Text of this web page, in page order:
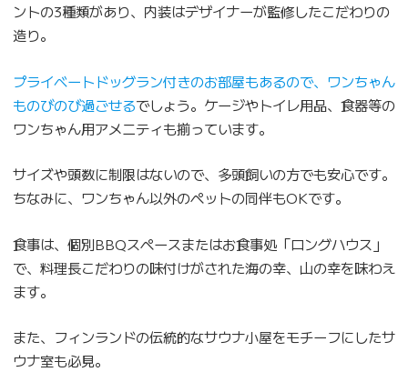
ントの3種類があり、内装はデザイナーが監修したこだわりの
造り。
プライベートドッグラン付きのお部屋もあるので、ワンちゃん
ものびのび過ごせるでしょう。ケージやトイレ用品、食器等の
ワンちゃん用アメニティも揃っています。
サイズや頭数に制限はないので、多頭飼いの方でも安心です。
ちなみに、ワンちゃん以外のペットの同伴もOKです。
食事は、個別BBQスペースまたはお食事処「ロングハウス」
で、料理長こだわりの味付けがされた海の幸、山の幸を味わえ
ます。
また、フィンランドの伝統的なサウナ小屋をモチーフにしたサ
ウナ室も必見。